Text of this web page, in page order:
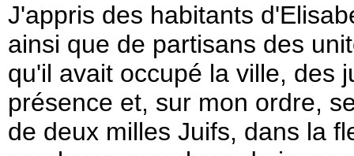
J'appris des habitants
ainsi que de partisans des
qu'il avait occupé la ville, des
présence et, sur mon ordre,
de deux milles Juifs, dans la